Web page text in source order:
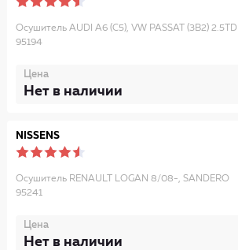
Осушитель AUDI A6 (C5), VW PASSAT (3B2) 2.5TDI
95194
Цена
Нет в наличии
NISSENS
Осушитель RENAULT LOGAN 8/08-, SANDERO
95241
Цена
Нет в наличии